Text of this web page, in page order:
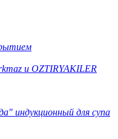
и OZTIRYAKILER
индукционный для супа